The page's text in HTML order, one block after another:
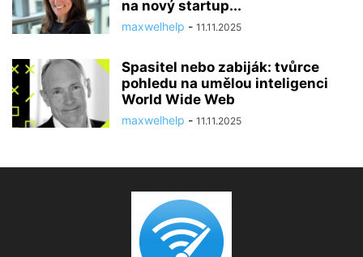
na nový startup...
maxwelhelp - 11.11.2025
Spasitel nebo zabiják: tvůrce
pohledu na umělou inteligenci
World Wide Web
maxwelhelp - 11.11.2025